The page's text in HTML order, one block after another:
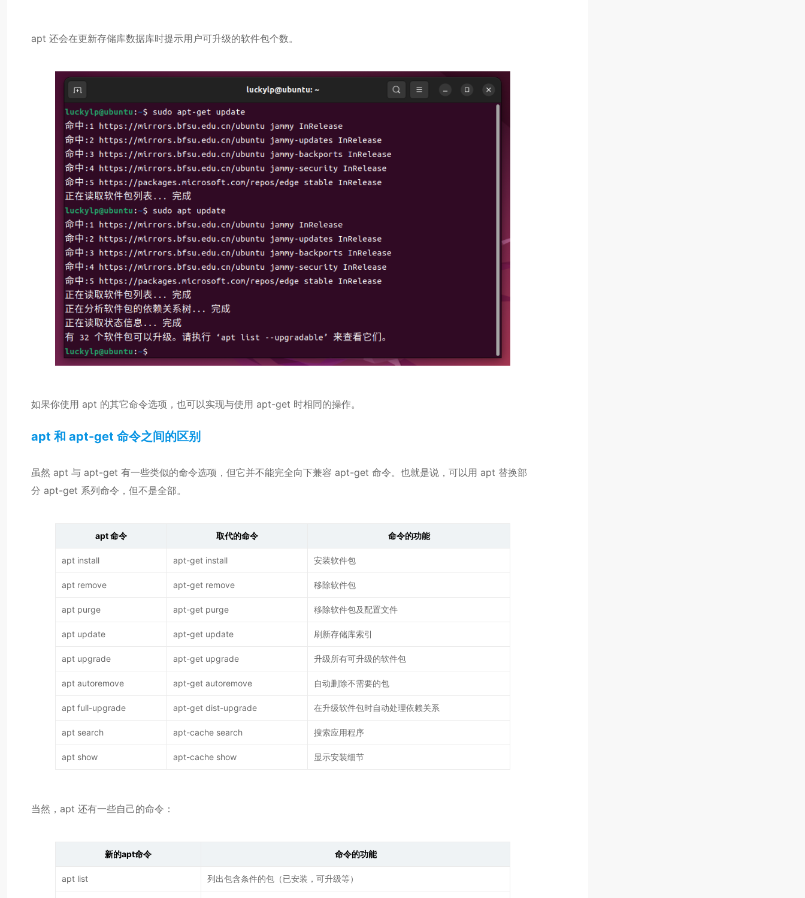
apt 还会在更新存储库数据库时提示用户可升级的软件包个数。
如果你使用 apt 的其它命令选项，也可以实现与使用 apt-get 时相同的操作。
apt 和 apt-get 命令之间的区别
虽然 apt 与 apt-get 有一些类似的命令选项，但它并不能完全向下兼容 apt-get 命令。也就是说，可以用 apt 替换部
分 apt-get 系列命令，但不是全部。
apt 命令 取代的命令 命令的功能
apt install apt-get install 安装软件包
apt remove apt-get remove 移除软件包
apt purge apt-get purge 移除软件包及配置文件
apt update apt-get update 刷新存储库索引
apt upgrade apt-get upgrade 升级所有可升级的软件包
apt autoremove apt-get autoremove 自动删除不需要的包
apt full-upgrade apt-get dist-upgrade 在升级软件包时自动处理依赖关系
apt search apt-cache search 搜索应用程序
apt show apt-cache show 显示安装细节
当然，apt 还有一些自己的命令：
新的apt命令 命令的功能
apt list 列出包含条件的包（已安装，可升级等）